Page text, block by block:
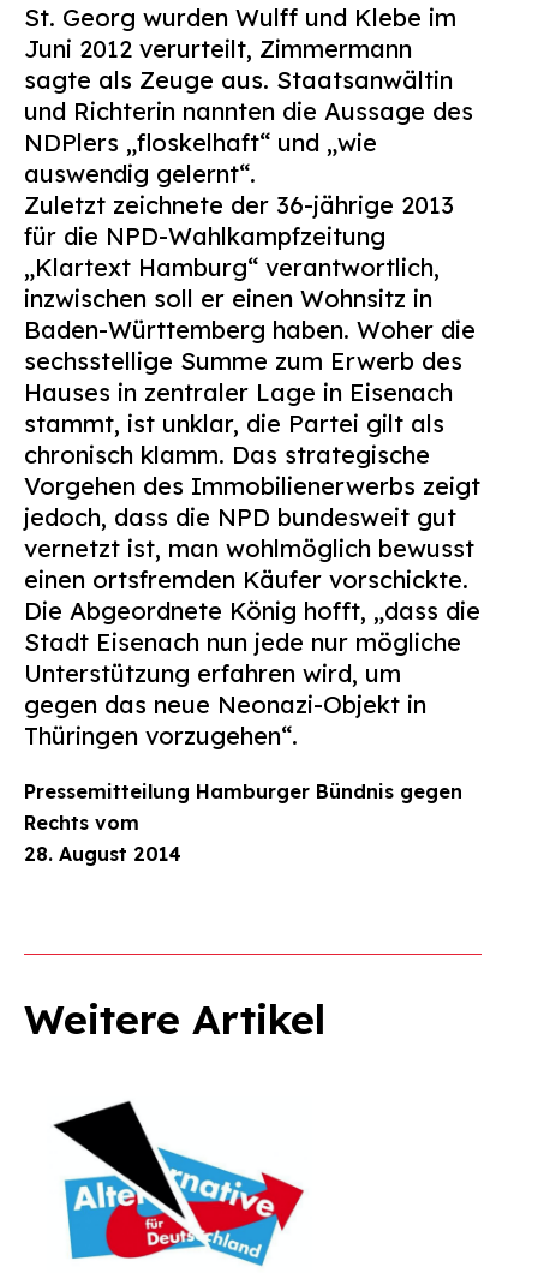
St. Georg wurden Wulff und Klebe im
Juni 2012 verurteilt, Zimmermann
sagte als Zeuge aus. Staatsanwältin
und Richterin nannten die Aussage des
NDPlers „floskelhaft“ und „wie
auswendig gelernt“.
Zuletzt zeichnete der 36-jährige 2013
für die NPD-Wahlkampfzeitung
„Klartext Hamburg“ verantwortlich,
inzwischen soll er einen Wohnsitz in
Baden-Württemberg haben. Woher die
sechsstellige Summe zum Erwerb des
Hauses in zentraler Lage in Eisenach
stammt, ist unklar, die Partei gilt als
chronisch klamm. Das strategische
Vorgehen des Immobilienerwerbs zeigt
jedoch, dass die NPD bundesweit gut
vernetzt ist, man wohlmöglich bewusst
einen ortsfremden Käufer vorschickte.
Die Abgeordnete König hofft, „dass die
Stadt Eisenach nun jede nur mögliche
Unterstützung erfahren wird, um
gegen das neue Neonazi-Objekt in
Thüringen vorzugehen“.
Pressemitteilung Hamburger Bündnis gegen
Rechts vom
28. August 2014
Weitere Artikel